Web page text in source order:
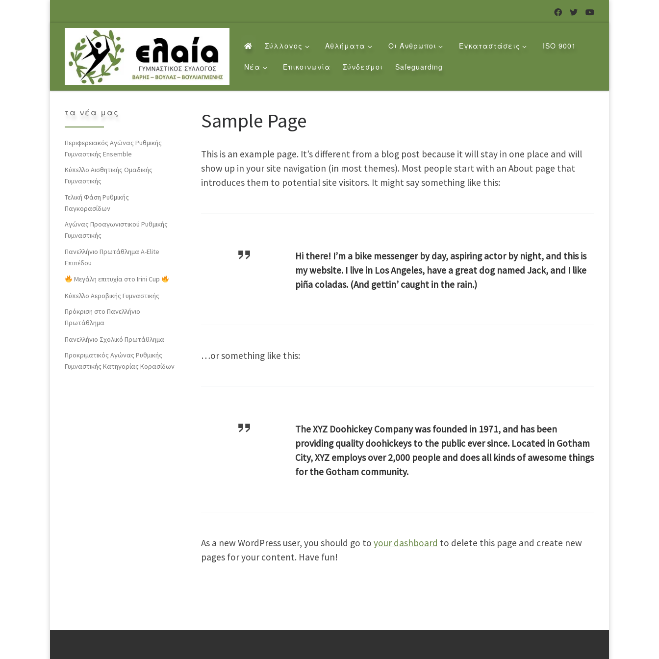
Σύλλογος Αθλήματα Οι Άνθρωποι Εγκαταστάσεις ISO 9001
Νέα Επικοινωνία Σύνδεσμοι Safeguarding
Sample Page
This is an example page. It’s different from a blog post because it will stay in one place and will
show up in your site navigation (in most themes). Most people start with an About page that
introduces them to potential site visitors. It might say something like this:
Hi there! I’m a bike messenger by day, aspiring actor by night, and this is
my website. I live in Los Angeles, have a great dog named Jack, and I like
piña coladas. (And gettin’ caught in the rain.)
…or something like this:
The XYZ Doohickey Company was founded in 1971, and has been
providing quality doohickeys to the public ever since. Located in Gotham
City, XYZ employs over 2,000 people and does all kinds of awesome things
for the Gotham community.
As a new WordPress user, you should go to your dashboard to delete this page and create new
pages for your content. Have fun!
τα νέα μας
Περιφερειακός Αγώνας Ρυθμικής
Γυμναστικής Ensemble
Κύπελλο Αισθητικής Ομαδικής
Γυμναστικής
Τελική Φάση Ρυθμικής
Παγκορασίδων
Αγώνας Προαγωνιστικού Ρυθμικής
Γυμναστικής
Πανελλήνιο Πρωτάθλημα Α-Elite
Επιπέδου
Μεγάλη επιτυχία στο Irini Cup
Κύπελλο Αεροβικής Γυμναστικής
Πρόκριση στο Πανελλήνιο
Πρωτάθλημα
Πανελλήνιο Σχολικό Πρωτάθλημα
Προκριματικός Αγώνας Ρυθμικής
Γυμναστικής Κατηγορίας Κορασίδων